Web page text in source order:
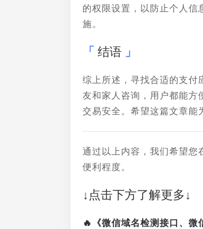
的权限设置，以防止个人信
施。
结语
综上所述，寻找合适的支付
友和家人咨询，用户都能方
交易安全。希望这篇文章能
通过以上内容，我们希望您
便利程度。
↓点击下方了解更多↓
🔥《微信域名检测接口、微